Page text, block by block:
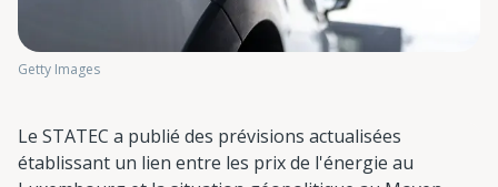
Getty Images
Le STATEC a publié des prévisions actualisées
établissant un lien entre les prix de l'énergie au